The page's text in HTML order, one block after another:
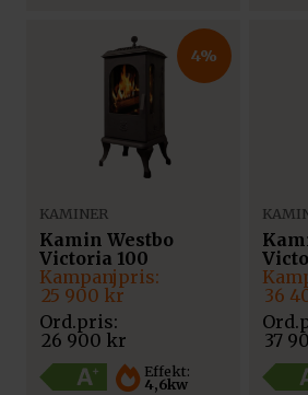
4%
Effekt:
4,6kw
KAMINER
Kamin Westbo
Victoria 100
26 900 kr
Det
ursprungliga
priset
var:
26
900 kr.
25 900 kr
Det
nuvarande
priset
är:
25
900 kr.
37
Det
priset
var:
37
900
36
Det
priset
är:
36
400